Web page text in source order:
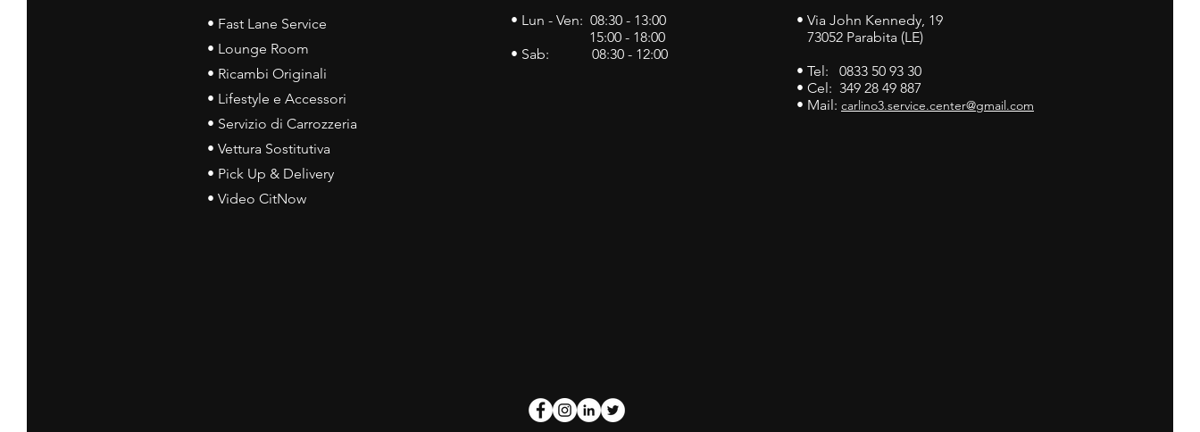
• Fast Lane Service
• Lounge Room
• Ricambi Originali
• Lifestyle e Accessori
• Servizio di Carrozzeria
• Vettura Sostitutiva
• Pick Up & Delivery
• Video CitNow
• Lun - Ven: 08:30 - 13:00
15:00 - 18:00
• Sab: 08:30 - 12:00
• Via John Kennedy, 19
73052 Parabita (LE)
• Tel: 0833 50 93 30
• Cel: 349 28 49 887
• Mail: carlino3.service.center@gmail.com